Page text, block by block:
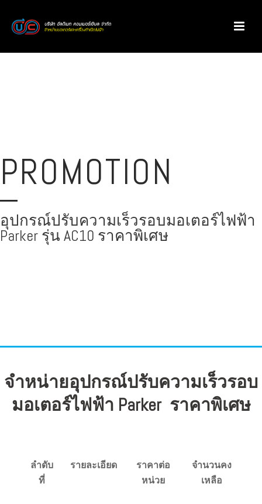
PROMOTION
อุปกรณ์ปรับความเร็วรอบมอเตอร์ไฟฟ้า
Parker รุ่น AC10 ราคาพิเศษ
จำหน่ายอุปกรณ์ปรับความเร็วรอบ
มอเตอร์ไฟฟ้า Parker ราคาพิเศษ
ลำดับ
ที่
รายละเอียด
ราคาต่อ
หน่วย
จำนวนคง
เหลือ